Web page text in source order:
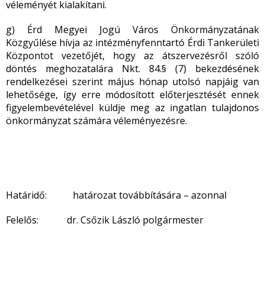
véleményét kialakítani.
g) Érd Megyei Jogú Város Önkormányzatának
Közgyűlése hívja az intézményfenntartó Érdi Tankerületi
Központot vezetőjét, hogy az átszervezésről szóló
döntés meghozatalára Nkt. 84.§ (7) bekezdésének
rendelkezései szerint május hónap utolsó napjáig van
lehetősége, így erre módosított előterjesztését ennek
figyelembevételével küldje meg az ingatlan tulajdonos
önkormányzat számára véleményezésre.
Határidő: határozat továbbítására – azonnal
Felelős: dr. Csőzik László polgármester